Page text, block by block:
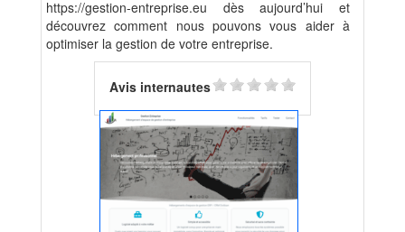
https://gestion-entreprise.eu dès aujourd’hui et
découvrez comment nous pouvons vous aider à
optimiser la gestion de votre entreprise.
Avis internautes